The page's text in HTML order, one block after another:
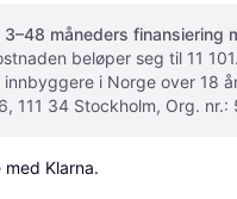
3–48 måneders finansiering
beløper seg til 11
i Norge over 18
111 34 Stockholm, Org.
Klarna.